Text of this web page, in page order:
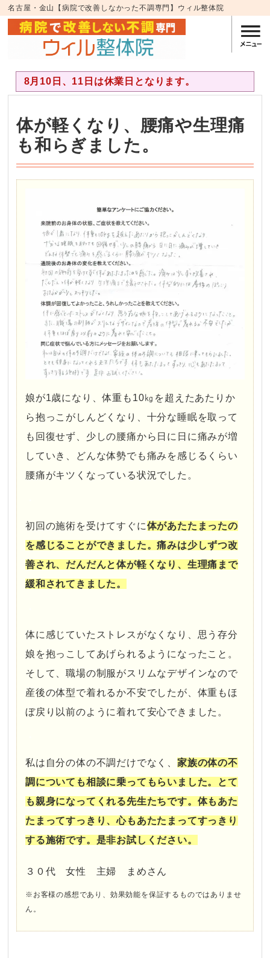
名古屋・金山【病院で改善しなかった不調専門】ウィル整体院
8月10日、11日は休業日となります。
体が軽くなり、腰痛や生理痛
も和らぎました。
娘が1歳になり、体重も10㎏を超えたあたりか
ら抱っこがしんどくなり、十分な睡眠を取って
も回復せず、少しの腰痛から日に日に痛みが増
していき、どんな体勢でも痛みを感じるくらい
腰痛がキツくなっている状況でした。
初回の施術を受けてすぐに体があたたまったの
を感じることができました。痛みは少しずつ改
善され、だんだんと体が軽くなり、生理痛まで
緩和されてきました。
体に感じていたストレスがなくなり、思う存分
娘を抱っこしてあげられるようになったこと。
そして、職場の制服がスリムなデザインなので
産後の体型で着れるか不安でしたが、体重もほ
ぼ戻り以前のように着れて安心できました。
私は自分の体の不調だけでなく、家族の体の不
調についても相談に乗ってもらいました。とて
も親身になってくれる先生たちです。体もあた
たまってすっきり、心もあたたまってすっきり
する施術です。是非お試しください。
３０代 女性 主婦 まめさん
※お客様の感想であり、効果効能を保証するものではありませ
ん。